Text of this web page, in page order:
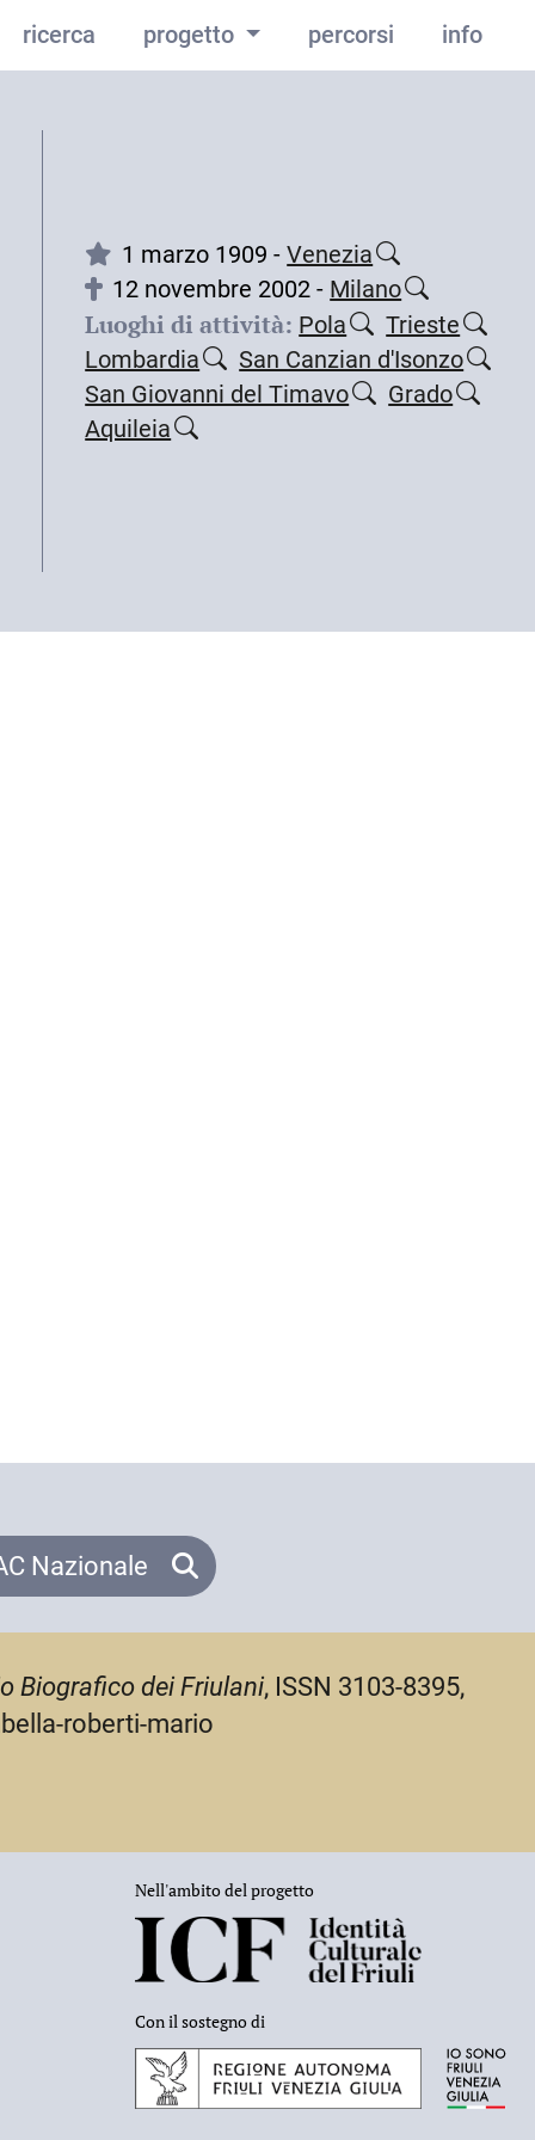
ricerca progetto percorsi info
1 marzo 1909 -Venezia
12 novembre 2002 - Milano
Luoghi di attività: Pola
Trieste
Lombardia
San Canzian d'Isonzo
San Giovanni del Timavo
Grado
Aquileia
Nazionale
Biografico dei Friulani, ISSN 3103-8395,
roberti-mario
Nell'ambito del progetto
Con il sostegno di